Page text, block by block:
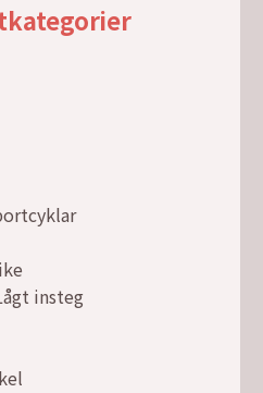
insteg